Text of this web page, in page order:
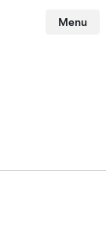
Menu